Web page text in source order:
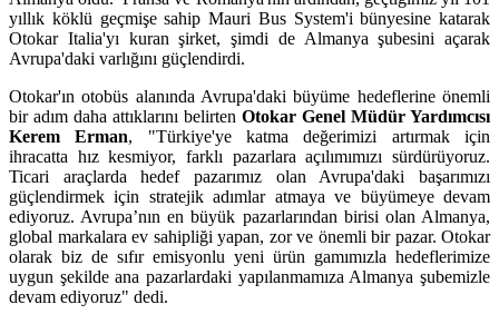
yıllık köklü geçmişe sahip Mauri Bus System'i bünyesine katarak
Otokar Italia'yı kuran şirket, şimdi de Almanya şubesini açarak
Avrupa'daki varlığını güçlendirdi.
Otokar'ın otobüs alanında Avrupa'daki büyüme hedeflerine önemli
bir adım daha attıklarını belirten Otokar Genel Müdür Yardımcısı
Kerem Erman, "Türkiye'ye katma değerimizi artırmak için
ihracatta hız kesmiyor, farklı pazarlara açılımımızı sürdürüyoruz.
Ticari araçlarda hedef pazarımız olan Avrupa'daki başarımızı
güçlendirmek için stratejik adımlar atmaya ve büyümeye devam
ediyoruz. Avrupa’nın en büyük pazarlarından birisi olan Almanya,
global markalara ev sahipliği yapan, zor ve önemli bir pazar. Otokar
olarak biz de sıfır emisyonlu yeni ürün gamımızla hedeflerimize
uygun şekilde ana pazarlardaki yapılanmamıza Almanya şubemizle
devam ediyoruz" dedi.